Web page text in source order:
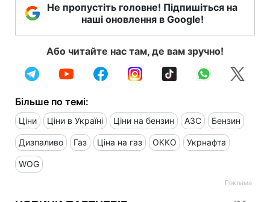
Не пропустіть головне! Підпишіться на
наші оновлення в Google!
Або читайте нас там, де вам зручно!
Більше по темі:
Ціни Ціни в Україні Ціни на бензин АЗС Бензин
Дизпаливо Газ Ціна на газ ОККО Укрнафта
WOG